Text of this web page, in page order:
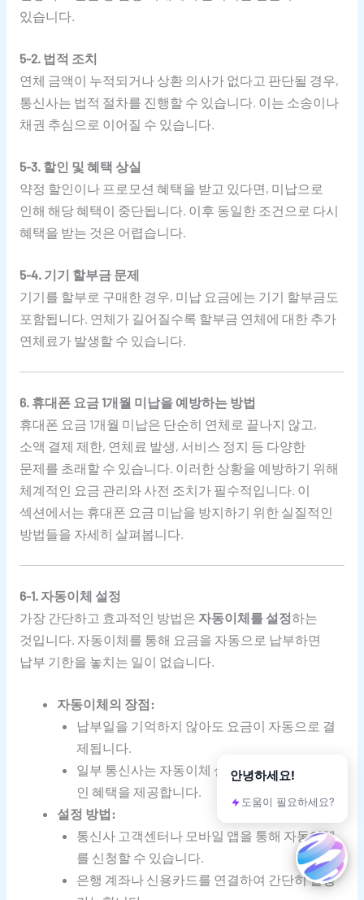
있습니다.
5-2. 법적 조치
연체 금액이 누적되거나 상환 의사가 없다고 판단될 경우,
통신사는 법적 절차를 진행할 수 있습니다. 이는 소송이나
채권 추심으로 이어질 수 있습니다.
5-3. 할인 및 혜택 상실
약정 할인이나 프로모션 혜택을 받고 있다면, 미납으로
인해 해당 혜택이 중단됩니다. 이후 동일한 조건으로 다시
혜택을 받는 것은 어렵습니다.
5-4. 기기 할부금 문제
기기를 할부로 구매한 경우, 미납 요금에는 기기 할부금도
포함됩니다. 연체가 길어질수록 할부금 연체에 대한 추가
연체료가 발생할 수 있습니다.
6. 휴대폰 요금 1개월 미납을 예방하는 방법
휴대폰 요금 1개월 미납은 단순히 연체로 끝나지 않고,
소액 결제 제한, 연체료 발생, 서비스 정지 등 다양한
문제를 초래할 수 있습니다. 이러한 상황을 예방하기 위해
체계적인 요금 관리와 사전 조치가 필수적입니다. 이
섹션에서는 휴대폰 요금 미납을 방지하기 위한 실질적인
방법들을 자세히 살펴봅니다.
6-1. 자동이체 설정
가장 간단하고 효과적인 방법은 자동이체를 설정하는
것입니다. 자동이체를 통해 요금을 자동으로 납부하면
납부 기한을 놓치는 일이 없습니다.
자동이체의 장점:
납부일을 기억하지 않아도 요금이 자동으로 결
제됩니다.
일부 통신사는 자동이체 설정 시 소정의 요금 할
인 혜택을 제공합니다.
설정 방법:
통신사 고객센터나 모바일 앱을 통해 자동이체
를 신청할 수 있습니다.
은행 계좌나 신용카드를 연결하여 간단히 설정
안녕하세요!
도움이 필요하세요?